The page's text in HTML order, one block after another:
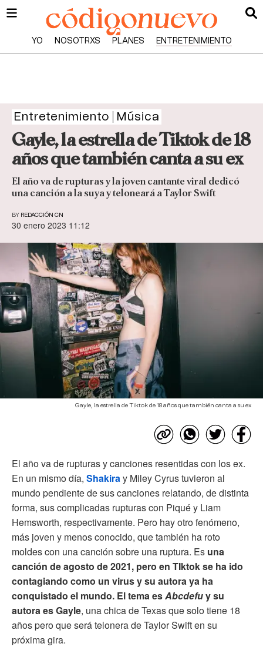
YO NOSOTRXS PLANES ENTRETENIMIENTO
Entretenimiento Música
Gayle, la estrella de Tiktok de 18
años que también canta a su ex
El año va de rupturas y la joven cantante viral dedicó
una canción a la suya y teloneará a Taylor Swift
BY REDACCIÓN CN
30 enero 2023 11:12
Gayle, la estrella de Tiktok de 18 años que también canta a su ex
El año va de rupturas y canciones resentidas con los ex.
En un mismo día, Shakiray Miley Cyrus tuvieron al
mundo pendiente de sus canciones relatando, de distinta
forma, sus complicadas rupturas con Piqué y Liam
Hemsworth, respectivamente. Pero hay otro fenómeno,
más joven y menos conocido, que también ha roto
moldes con una canción sobre una ruptura. Es una
canción de agosto de 2021, pero en TIktok se ha ido
contagiando como un virus y su autora ya ha
conquistado el mundo. El tema esAbcdefuy su
autora es Gayle, una chica de Texas que solo tiene 18
años pero que será telonera de Taylor Swift en su
próxima gira.